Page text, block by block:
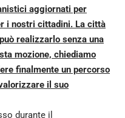
aggiornati per
i nostri cittadini. La città
realizzarlo senza una
mozione, chiediamo
finalmente un percorso
il suo
durante il